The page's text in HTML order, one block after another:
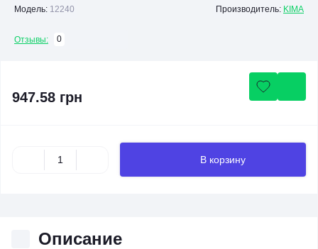
Модель: 12240 Производитель: KIMA
Отзывы: 0
947.58 грн
В корзину
Описание